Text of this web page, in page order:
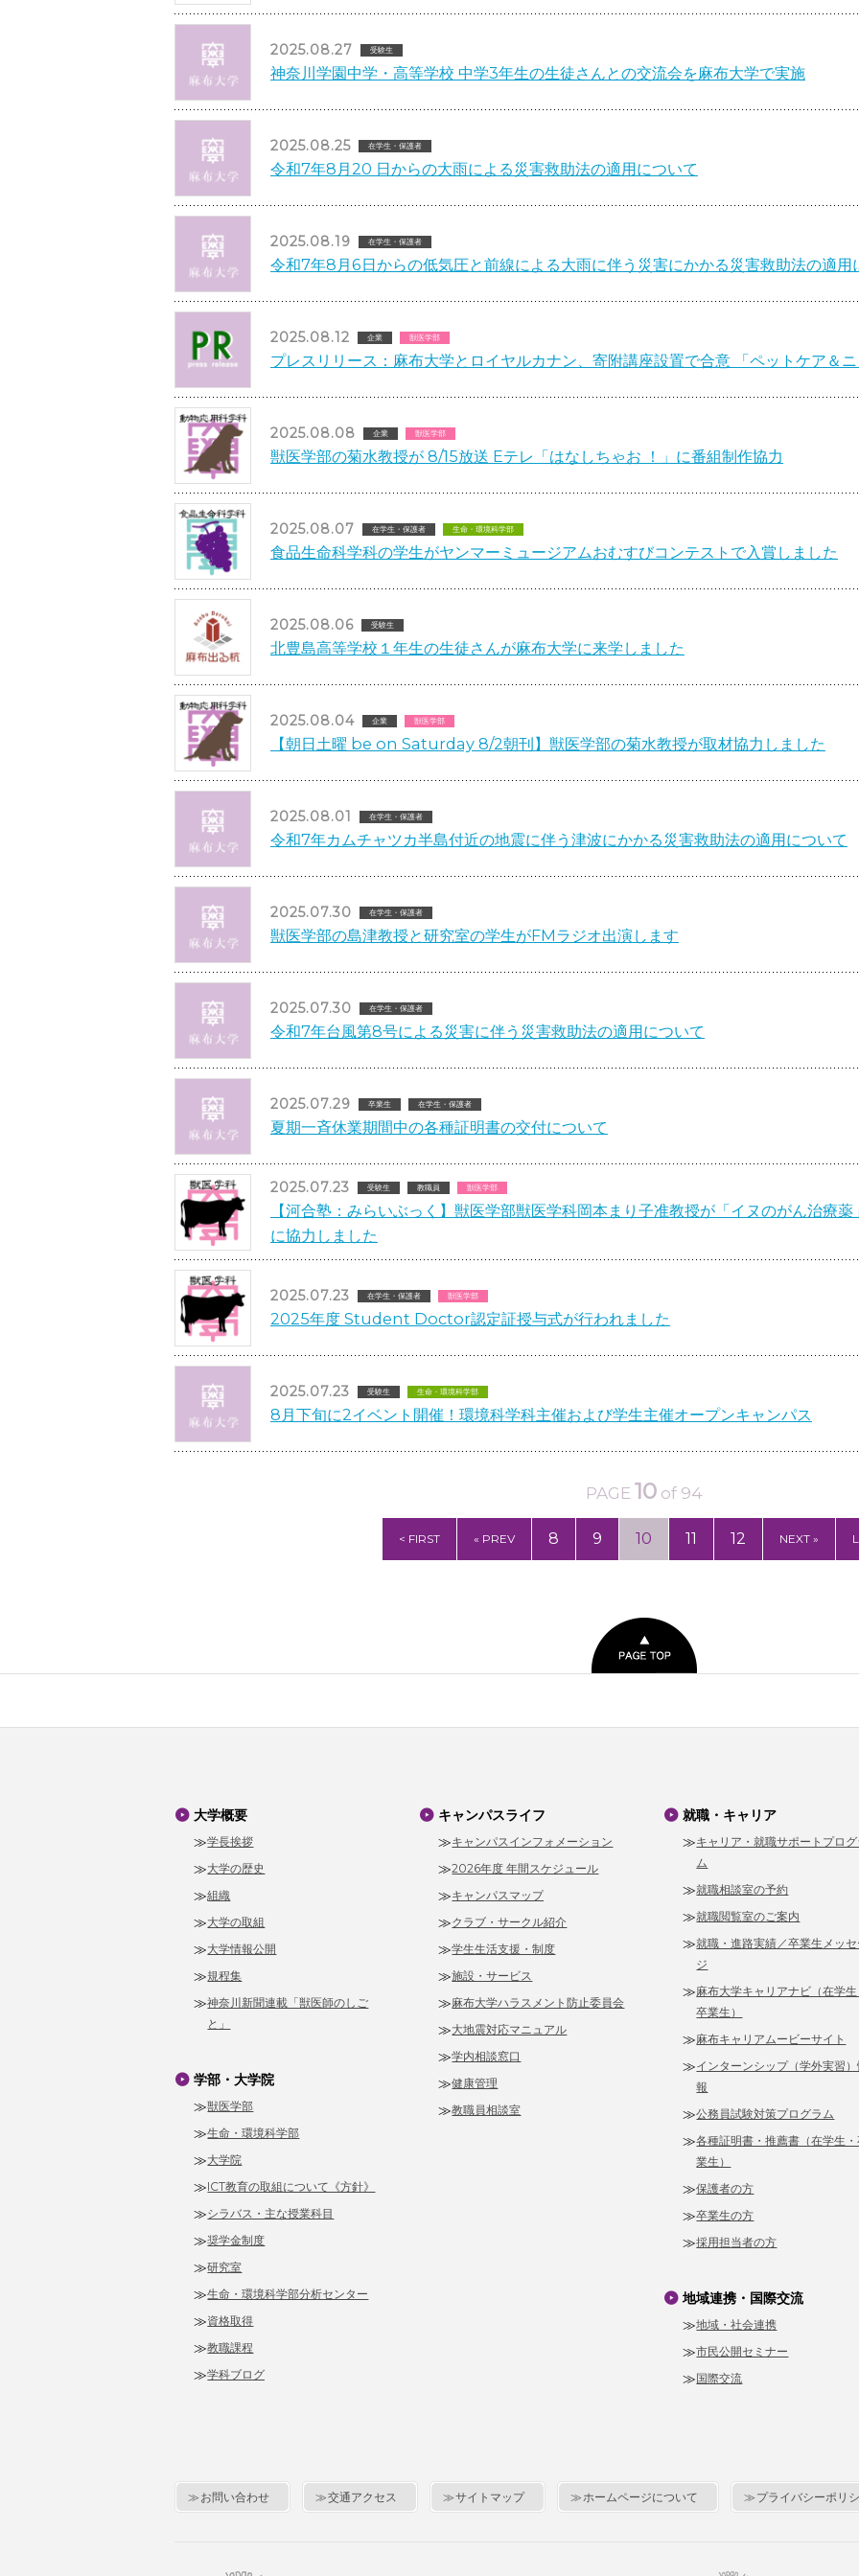
2025.08.27 受験生
神奈川学園中学・高等学校 中学3年生の生徒さんとの交流会を麻布大学で実施
2025.08.25 在学生・保護者
令和7年8月20 日からの大雨による災害救助法の適用について
2025.08.19 在学生・保護者
令和7年8月6日からの低気圧と前線による大雨に伴う災害にかかる災害救助法の適用
2025.08.12 企業 獣医学部
プレスリリース：麻布大学とロイヤルカナン、寄附講座設置で合意 「ペットケア＆ニ
2025.08.08 企業 獣医学部
獣医学部の菊水教授が 8/15放送 Eテレ「はなしちゃお ！」に番組制作協力
2025.08.07 在学生・保護者 生命・環境科学部
食品生命科学科の学生がヤンマーミュージアムおむすびコンテストで入賞しました
2025.08.06 受験生
北豊島高等学校１年生の生徒さんが麻布大学に来学しました
2025.08.04 企業 獣医学部
【朝日土曜 be on Saturday 8/2朝刊】獣医学部の菊水教授が取材協力しました
2025.08.01 在学生・保護者
令和7年カムチャツカ半島付近の地震に伴う津波にかかる災害救助法の適用について
2025.07.30 在学生・保護者
獣医学部の島津教授と研究室の学生がFMラジオ出演します
2025.07.30 在学生・保護者
令和7年台風第8号による災害に伴う災害救助法の適用について
2025.07.29 卒業生 在学生・保護者
夏期一斉休業期間中の各種証明書の交付について
2025.07.23 受験生 教職員 獣医学部
【河合塾：みらいぶっく】獣医学部獣医学科岡本まり子准教授が「イヌのがん治療
に協力しました
2025.07.23 在学生・保護者 獣医学部
2025年度 Student Doctor認定証授与式が行われました
2025.07.23 受験生 生命・環境科学部
8月下旬に2イベント開催！環境科学科主催および学生主催オープンキャンパス
PAGE 10 of 94
< FIRST « PREV 8 9 10 11 12 NEXT »
大学概要
学長挨拶
大学の歴史
組織
大学の取組
大学情報公開
規程集
神奈川新聞連載「獣医師のしご
と」
学部・大学院
獣医学部
生命・環境科学部
大学院
ICT教育の取組について《方針》
シラバス・主な授業科目
奨学金制度
研究室
生命・環境科学部分析センター
資格取得
教職課程
学科ブログ
キャンパスライフ
キャンパスインフォメーション
2026年度 年間スケジュール
キャンパスマップ
クラブ・サークル紹介
学生生活支援・制度
施設・サービス
麻布大学ハラスメント防止委員会
大地震対応マニュアル
学内相談窓口
健康管理
教職員相談室
就職・キャリア
キャリア・就職サポートプログ
ム
就職相談室の予約
就職閲覧室のご案内
就職・進路実績／卒業生メッセ
ジ
麻布大学キャリアナビ（在学生
卒業生）
麻布キャリアムービーサイト
インターンシップ（学外実習
報
公務員試験対策プログラム
各種証明書・推薦書（在学生
業生）
保護者の方
卒業生の方
採用担当者の方
地域連携・国際交流
地域・社会連携
市民公開セミナー
国際交流
お問い合わせ 交通アクセス サイトマップ ホームページについて プライバシーポリ